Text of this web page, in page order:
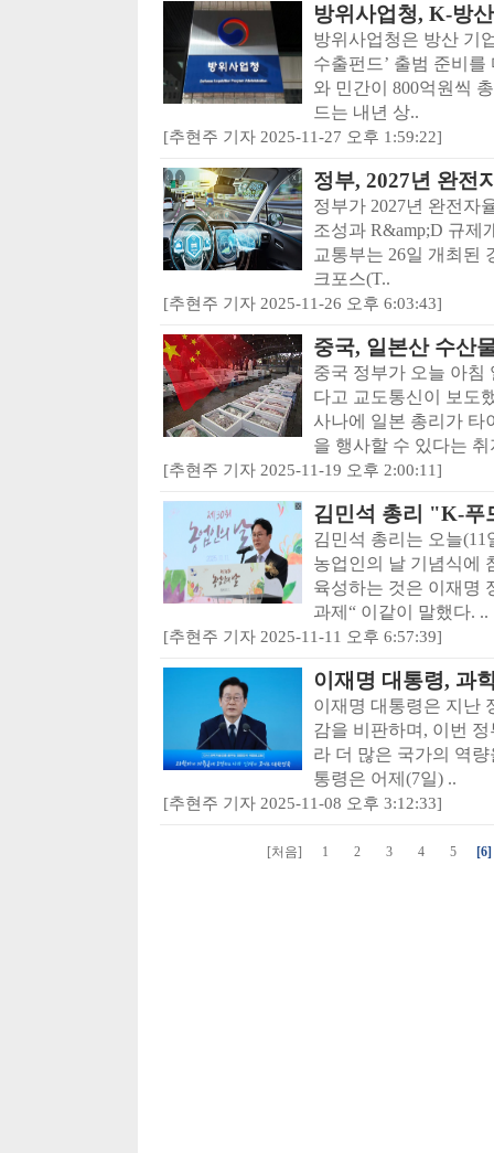
방위사업청, K-방
방위사업청은 방산 기
수출펀드’ 출범 준비
와 민간이 800억원씩
드는 내년 상..
[추현주 기자 2025-11-27 오후 1:59:22]
정부, 2027년 완전
정부가 2027년 완전자
조성과 R&amp;D 규제
교통부는 26일 개최된
크포스(T..
[추현주 기자 2025-11-26 오후 6:03:43]
중국, 일본산 수산
중국 정부가 오늘 아침
다고 교도통신이 보도
사나에 일본 총리가 타
을 행사할 수 있다는 취
[추현주 기자 2025-11-19 오후 2:00:11]
김민석 총리 "K-푸
김민석 총리는 오늘
농업인의 날 기념식에
육성하는 것은 이재명
과제“ 이같이 말했다. ..
[추현주 기자 2025-11-11 오후 6:57:39]
이재명 대통령, 과
이재명 대통령은 지난
감을 비판하며, 이번
라 더 많은 국가의 역
통령은 어제(7일) ..
[추현주 기자 2025-11-08 오후 3:12:33]
[처음] 1 2 3 4 5 [6]